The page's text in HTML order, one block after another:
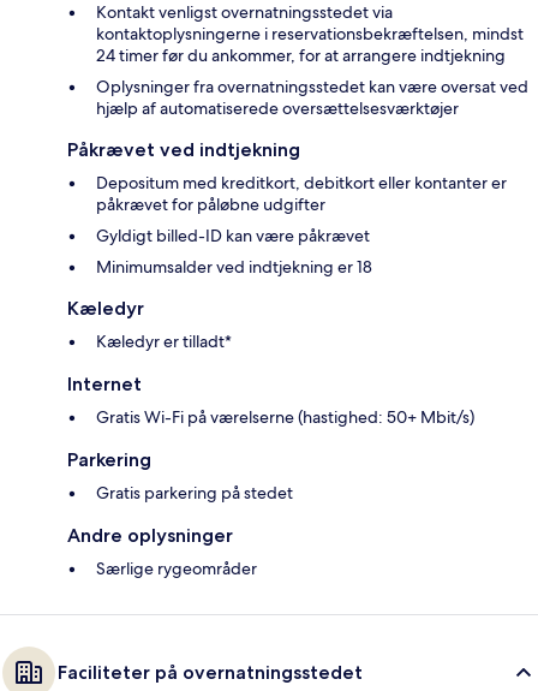
Kontakt venligst overnatningsstedet via
kontaktoplysningerne i reservationsbekræftelsen, mindst
24 timer før du ankommer, for at arrangere indtjekning
Oplysninger fra overnatningsstedet kan være oversat ved
hjælp af automatiserede oversættelsesværktøjer
Påkrævet ved indtjekning
Depositum med kreditkort, debitkort eller kontanter er
påkrævet for påløbne udgifter
Gyldigt billed-ID kan være påkrævet
Minimumsalder ved indtjekning er 18
Kæledyr
Kæledyr er tilladt*
Internet
Gratis Wi-Fi på værelserne (hastighed: 50+ Mbit/s)
Parkering
Gratis parkering på stedet
Andre oplysninger
Særlige rygeområder
Faciliteter på overnatningsstedet